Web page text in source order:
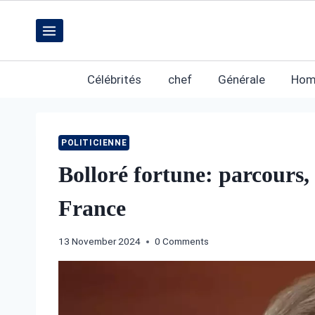
content
Célébrités chef Générale
POLITICIENNE
Bolloré fortune: parcours,
France
13 November 2024 0 Comments